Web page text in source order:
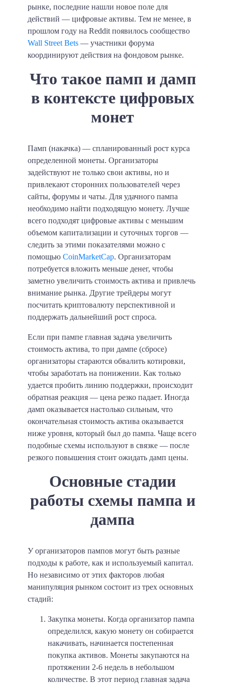
рынке, последние нашли новое поле для
действий — цифровые активы. Тем не менее, в
прошлом году на Reddit появилось сообщество
Wall Street Bets — участники форума
координируют действия на фондовом рынке.
Что такое памп и дамп
в контексте цифровых
монет
Памп (накачка) — спланированный рост курса
определенной монеты. Организаторы
задействуют не только свои активы, но и
привлекают сторонних пользователей через
сайты, форумы и чаты. Для удачного пампа
необходимо найти подходящую монету. Лучше
всего подходят цифровые активы с меньшим
объемом капитализации и суточных торгов —
следить за этими показателями можно с
помощью CoinMarketCap. Организаторам
потребуется вложить меньше денег, чтобы
заметно увеличить стоимость актива и привлечь
внимание рынка. Другие трейдеры могут
посчитать криптовалюту перспективной и
поддержать дальнейший рост спроса.
Если при пампе главная задача увеличить
стоимость актива, то при дампе (сбросе)
организаторы стараются обвалить котировки,
чтобы заработать на понижении. Как только
удается пробить линию поддержки, происходит
обратная реакция — цена резко падает. Иногда
дамп оказывается настолько сильным, что
окончательная стоимость актива оказывается
ниже уровня, который был до пампа. Чаще всего
подобные схемы используют в связке — после
резкого повышения стоит ожидать дамп цены.
Основные стадии
работы схемы пампа и
дампа
У организаторов пампов могут быть разные
подходы к работе, как и используемый капитал.
Но независимо от этих факторов любая
манипуляция рынком состоит из трех основных
стадий:
Закупка монеты. Когда организатор пампа
определился, какую монету он собирается
накачивать, начинается постепенная
покупка активов. Монеты закупаются на
протяжении 2-6 недель в небольшом
количестве. В этот период главная задача